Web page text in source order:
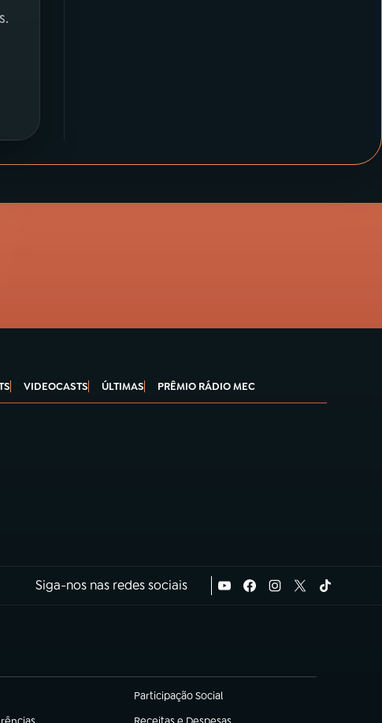
VIDEOCASTS ÚLTIMAS PRÊMIO RÁDIO MEC
Siga-nos nas redes sociais
Participação Social
(abre em nova aba)